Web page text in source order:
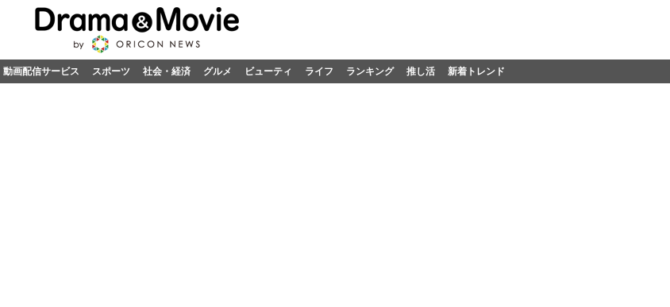
動画配信サービス スポーツ 社会・経済 グルメ ビューティ ライフ ランキング 推し活 新着トレンド